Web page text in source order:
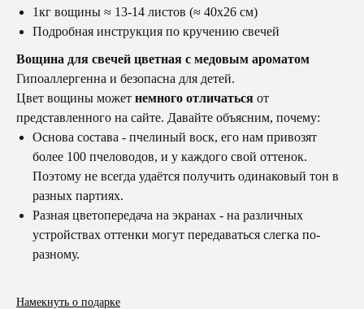
1кг вощины ≈ 13-14 листов (≈ 40х26 см)
Подробная инструкция по кручению свечей
Вощина для свечей цветная с медовым ароматом
Гипоаллергенна и безопасна для детей.
Цвет вощины может немного отличаться от
представленного на сайте. Давайте объясним, почему:
Основа состава - пчелиный воск, его нам привозят
более 100 пчеловодов, и у каждого свой оттенок.
Поэтому не всегда удаётся получить одинаковый тон в
разных партиях.
Разная цветопередача на экранах - на различных
устройствах оттенки могут передаваться слегка по-
разному.
Намекнуть о подарке